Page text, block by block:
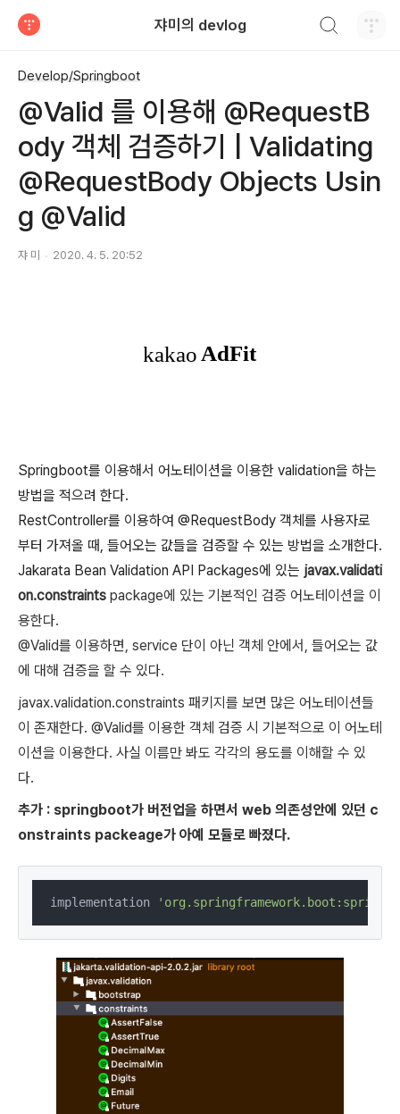
쟈미의 devlog
Develop/Springboot
@Valid 를 이용해 @RequestB
ody 객체 검증하기 | Validating
@RequestBody Objects Usin
g @Valid
쟈 미 2020. 4. 5. 20:52
Springboot를 이용해서 어노테이션을 이용한 validation을 하는
방법을 적으려 한다.
RestController를 이용하여 @RequestBody 객체를 사용자로
부터 가져올 때, 들어오는 값들을 검증할 수 있는 방법을 소개한다.
Jakarata Bean Validation API Packages에 있는 javax.validati
on.constraints package에 있는 기본적인 검증 어노테이션을 이
용한다.
@Valid를 이용하면, service 단이 아닌 객체 안에서, 들어오는 값
에 대해 검증을 할 수 있다.
javax.validation.constraints 패키지를 보면 많은 어노테이션들
이 존재한다. @Valid를 이용한 객체 검증 시 기본적으로 이 어노테
이션을 이용한다. 사실 이름만 봐도 각각의 용도를 이해할 수 있
다.
추가 : springboot가 버전업을 하면서 web 의존성안에 있던 c
onstraints packeage가 아예 모듈로 빠졌다.
implementation